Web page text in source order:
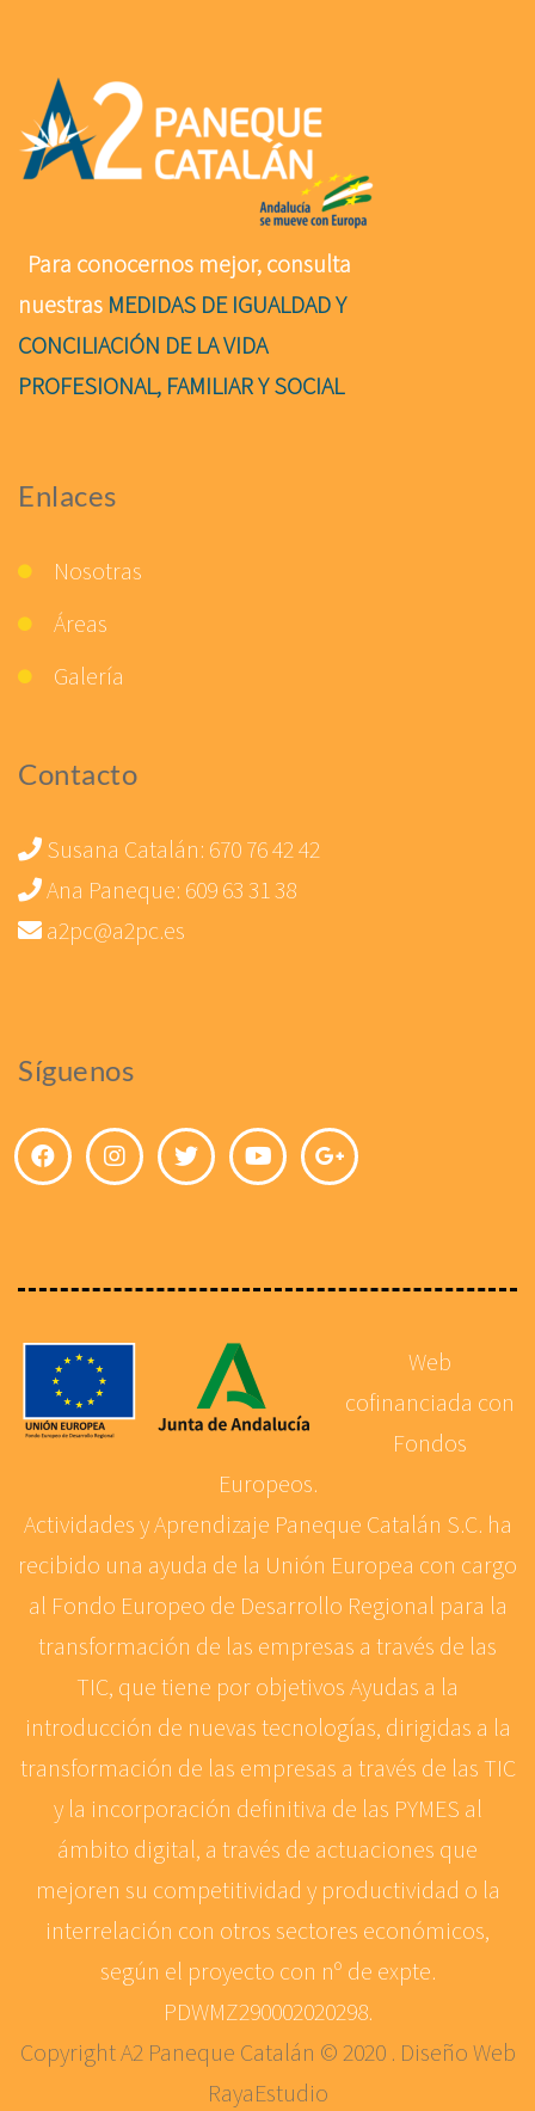
Para conocernos mejor, consulta
nuestras MEDIDAS DE IGUALDAD Y
CONCILIACIÓN DE LA VIDA
PROFESIONAL, FAMILIAR Y SOCIAL
Enlaces
Nosotras
Áreas
Galería
Contacto
Susana Catalán: 670 76 42 42
Ana Paneque: 609 63 31 38
a2pc@a2pc.es
Síguenos
Web
cofinanciada con
Fondos
Europeos.
Actividades y Aprendizaje Paneque Catalán S.C. ha
recibido una ayuda de la Unión Europea con cargo
al Fondo Europeo de Desarrollo Regional para la
transformación de las empresas a través de las
TIC, que tiene por objetivos Ayudas a la
introducción de nuevas tecnologías, dirigidas a la
transformación de las empresas a través de las TIC
y la incorporación definitiva de las PYMES al
ámbito digital, a través de actuaciones que
mejoren su competitividad y productividad o la
interrelación con otros sectores económicos,
según el proyecto con nº de expte.
PDWMZ290002020298.
Copyright A2 Paneque Catalán © 2020 . Diseño Web
RayaEstudio